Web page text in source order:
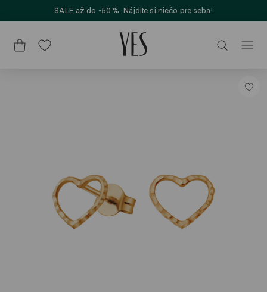
SALE až do -50 %. Nájdite si niečo pre seba!